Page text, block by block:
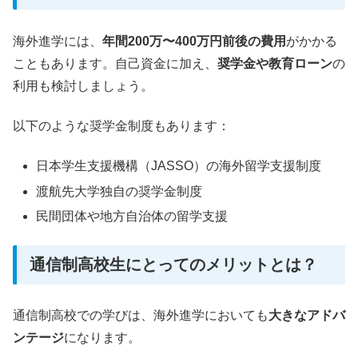
海外進学には、 年間200万〜400万円前後の費用 がかかる
こともあります。自己資金に加え、 奨学金や教育ローンの
利用も検討しましょう。
以下のような奨学金制度もあります：
日本学生支援機構（JASSO）の海外留学支援制度
渡航先大学独自の奨学金制度
民間団体や地方自治体の留学支援
通信制高校生にとってのメリットとは？
通信制高校での学びは、海外進学においても大きなアドバ
ンテージになります。